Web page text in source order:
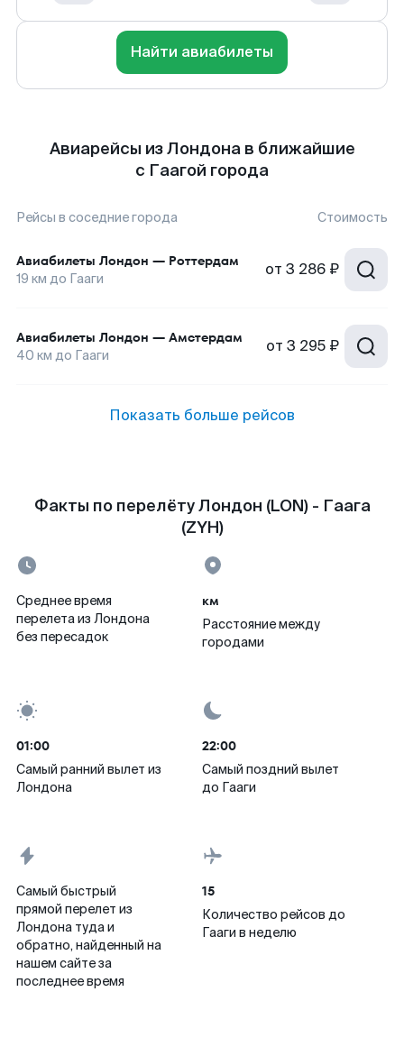
Найти авиабилеты
Авиарейсы из Лондона в ближайшие
с Гаагой города
Рейсы в соседние города Стоимость
Авиабилеты Лондон — Роттердам
19 км до Гааги от 3 286 ₽
Авиабилеты Лондон — Амстердам
40 км до Гааги от 3 295 ₽
Показать больше рейсов
Факты по перелёту Лондон (LON) - Гаага
(ZYH)
Среднее время
перелета из Лондона
без пересадок
км
Расстояние между
городами
01:00
Самый ранний вылет из
Лондона
22:00
Самый поздний вылет
до Гааги
Самый быстрый
прямой перелет из
Лондона туда и
обратно, найденный на
нашем сайте за
последнее время
15
Количество рейсов до
Гааги в неделю